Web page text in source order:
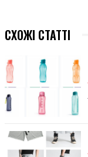
СХОЖІ СТАТТІ